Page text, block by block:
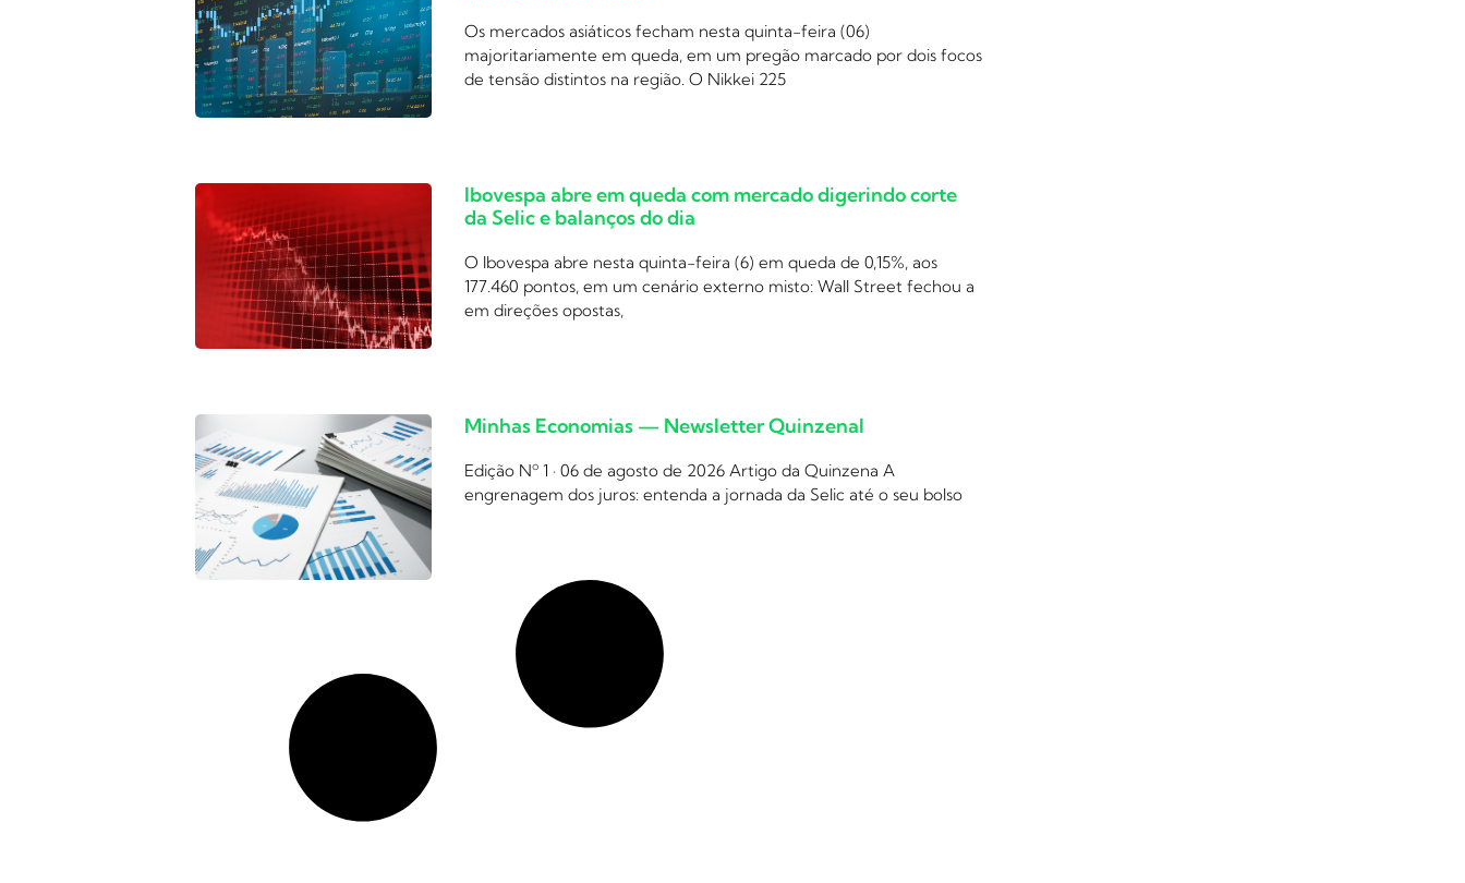
Os mercados asiáticos fecham nesta quinta-feira (06)
majoritariamente em queda, em um pregão marcado por dois focos
de tensão distintos na região. O Nikkei 225
Ibovespa abre em queda com mercado digerindo corte
da Selic e balanços do dia
O Ibovespa abre nesta quinta-feira (6) em queda de 0,15%, aos
177.460 pontos, em um cenário externo misto: Wall Street fechou a
em direções opostas,
Minhas Economias — Newsletter Quinzenal
Edição Nº 1 · 06 de agosto de 2026 Artigo da Quinzena A
engrenagem dos juros: entenda a jornada da Selic até o seu bolso